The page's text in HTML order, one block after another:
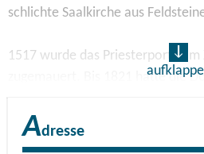
schlichte Saalkirche aus
1517 wurde das Priesterportal
zugemauert. Bis 1821 hatte die
erst im Jahr 1822 wurde ein
Adresse